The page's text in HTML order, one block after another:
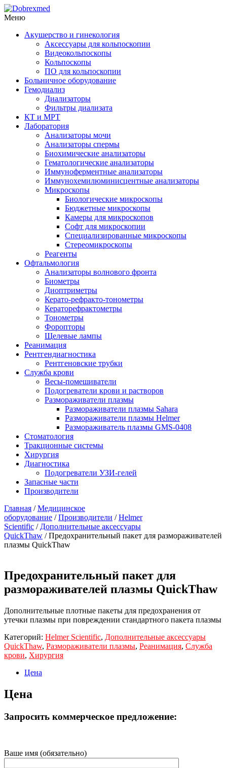
Меню
Акушерство и гинекология
Аксессуары для кольпоскопии
Видеокольпоскопы
Кольпоскопы
ПО для кольпоскопии
Больничное оборудование
Гемодиализ
Диализаторы
Фильтры диализата
КТ и МРТ
Лаборатория
Анализаторы мочи
Анализаторы спермы
Биохимические анализаторы
Гематологические анализаторы
Иммуноферментные анализаторы
Иммунохемилюминисцентные анализаторы
Микроскопы
Биологические микроскопы
Бюджетные микроскопы
Камеры для микроскопов
Софт для микроскопии
Специализированные микроскопы
Стереомикроскопы
Реагенты
Офтальмология
Анализаторы волнового фронта
Биометры
Диоптриметры
Керато-рефракто-тонометры
Кераторефрактометры
Тонометры
Форопторы
Щелевые лампы
Реанимация
Рентгендиагностика
Рентгеновские трубки
Служба крови
Весы-помешиватели
Подогреватели крови и растворов
Размораживатели плазмы
Размораживатели плазмы Sahara
Размораживатели плазмы Helmer
Размораживатель плазмы GMS-0408
Стоматология
Тракционные системы
Хирургия
Диагностика
Подогреватели УЗИ-гелей
Запасные части
Производители
Главная /Медицинское
оборудование /Производители /Helmer
Scientific / Дополнительные аксессуары
QuickThaw / Предохранительный пакет для размораживателей
плазмы QuickThaw
Предохранительный пакет для
размораживателей плазмы QuickThaw
Дополнительные плотные пакеты для предохранения от
утечки плазмы при повреждении стандартного пакета плазмы
Категорий: Helmer Scientific, Дополнительные аксессуары
QuickThaw, Размораживатели плазмы, Реанимация, Служба
крови, Хирургия
Цена
Цена
Запросить коммерческое предложение:
Ваше имя (обязательно)